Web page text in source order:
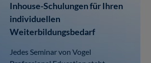
Inhouse-Schulungen für Ihren
individuellen
Weiterbildungsbedarf
Jedes Seminar von Vogel